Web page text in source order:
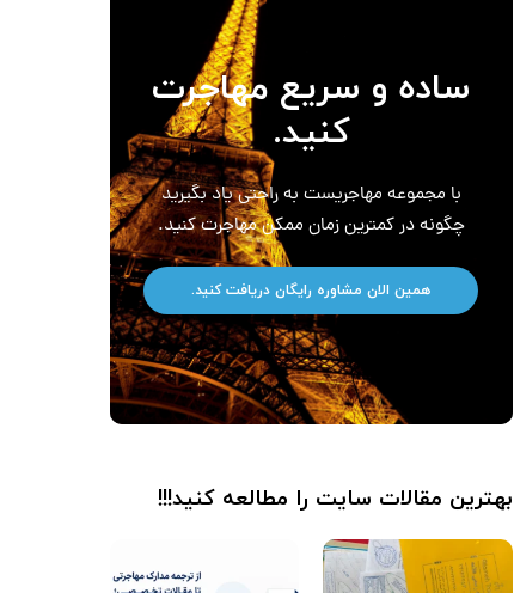
ساده و سریع مهاجرت
کنید.
با مجموعه مهاجریست به راحتی یاد بگیرید
چگونه در کمترین زمان ممکن مهاجرت کنید.
همین الان مشاوره رایگان دریافت کنید.
بهترین مقالات سایت را مطالعه کنید!!!